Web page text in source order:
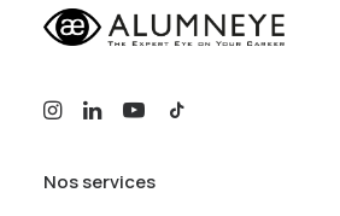
Nos services